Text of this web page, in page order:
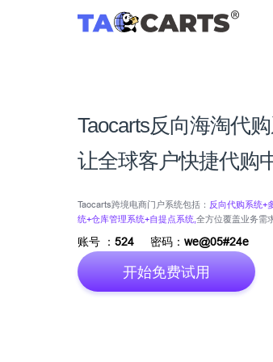
Taocarts反向海淘代
让全球客户快捷代购
Taocarts跨境电商门户系统包括： 反向代购系统+
统+仓库管理系统+自提点系统,全方位覆盖业务需求
账号 ： 524 密码： we@05#24e
开始免费试用